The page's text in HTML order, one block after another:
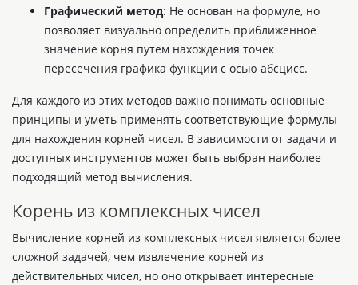
Графический метод: Не основан на формуле, но
позволяет визуально определить приближенное
значение корня путем нахождения точек
пересечения графика функции с осью абсцисс.
Для каждого из этих методов важно понимать основные
принципы и уметь применять соответствующие формулы
для нахождения корней чисел. В зависимости от задачи и
доступных инструментов может быть выбран наиболее
подходящий метод вычисления.
Корень из комплексных чисел
Вычисление корней из комплексных чисел является более
сложной задачей, чем извлечение корней из
действительных чисел, но оно открывает интересные